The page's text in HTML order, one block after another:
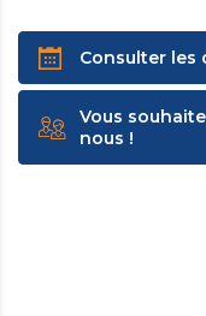
Consulter les
Vous
nous !